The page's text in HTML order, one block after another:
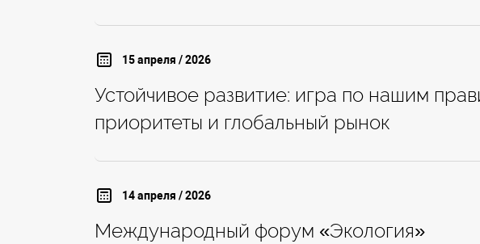
15 апреля / 2026
Устойчивое развитие: игра по нашим
приоритеты и глобальный рынок
14 апреля / 2026
Международный форум «Экология»